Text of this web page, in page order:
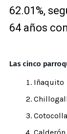
62.01%,
64 años
Las cinco
Iñaquito